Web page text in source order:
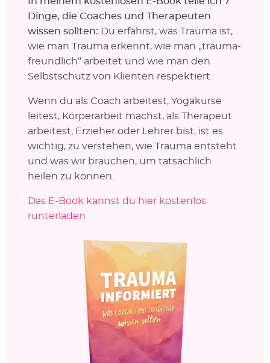
Dinge, die Coaches und Therapeuten
wissen sollten: Du erfährst, was Trauma ist,
wie man Trauma erkennt, wie man „trauma-
freundlich“ arbeitet und wie man den
Selbstschutz von Klienten respektiert.
Wenn du als Coach arbeitest, Yogakurse
leitest, Körperarbeit machst, als Therapeut
arbeitest, Erzieher oder Lehrer bist, ist es
wichtig, zu verstehen, wie Trauma entsteht
und was wir brauchen, um tatsächlich
heilen zu können.
Das E-Book kannst du hier kostenlos
runterladen